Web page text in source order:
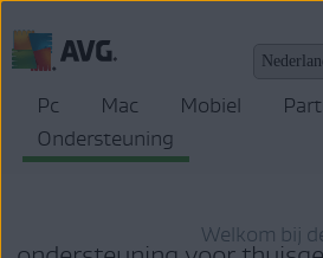
Pc Mac Mobiel
Ondersteuning
Welkom bij